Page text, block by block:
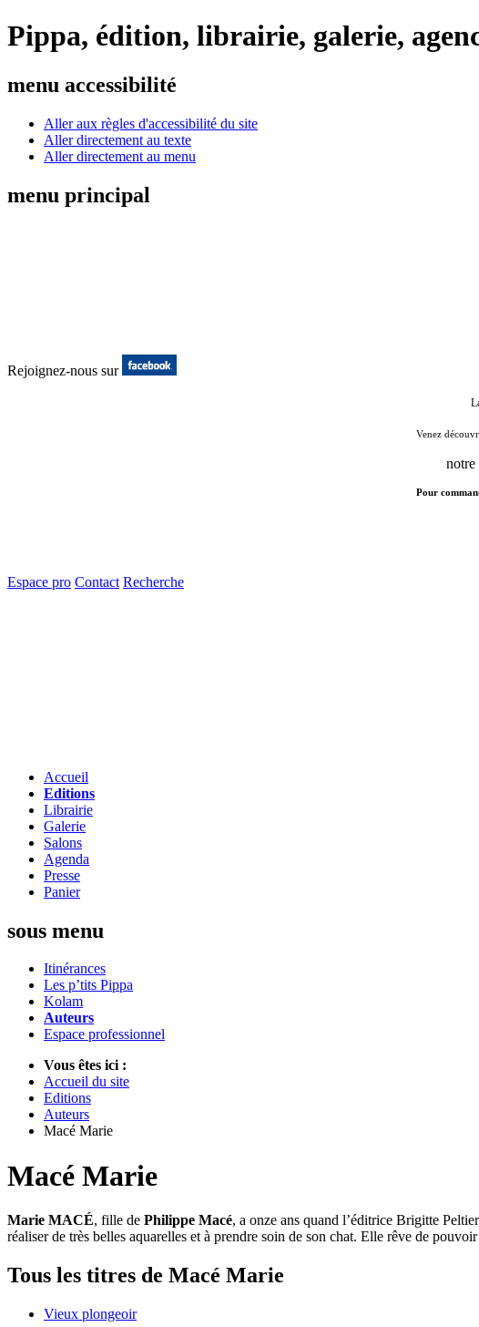
Pippa, édition, librairie, galerie,
menu accessibilité
Aller aux règles d'accessibilité du site
Aller directement au texte
Aller directement au menu
menu principal
Rejoignez-nous sur
Venez
notre
Pour
Espace pro Contact Recherche
Accueil
Editions
Librairie
Galerie
Salons
Agenda
Presse
Panier
sous menu
Itinérances
Les p’tits Pippa
Kolam
Auteurs
Espace professionnel
Vous êtes ici :
Accueil du site
Editions
Auteurs
Macé Marie
Macé Marie
Marie MACÉ, fille de Philippe Macé, a onze ans quand l’éditrice Brigitte
réaliser de très belles aquarelles et à prendre soin de son chat. Elle rêve de
Tous les titres de Macé Marie
Vieux plongeoir